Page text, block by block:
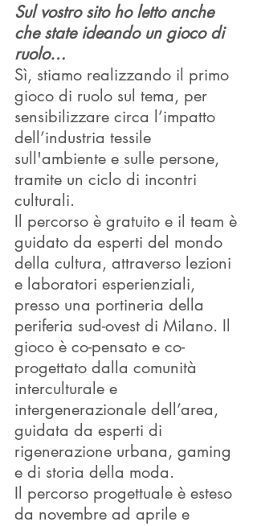
Sul vostro sito ho letto anche
che state ideando un gioco di
ruolo…
Sì, stiamo realizzando il primo
gioco di ruolo sul tema, per
sensibilizzare circa l’impatto
dell’industria tessile
sull'ambiente e sulle persone,
tramite un ciclo di incontri
culturali.
Il percorso è gratuito e il team è
guidato da esperti del mondo
della cultura, attraverso lezioni
e laboratori esperienziali,
presso una portineria della
periferia sud-ovest di Milano. Il
gioco è co-pensato e co-
progettato dalla comunità
interculturale e
intergenerazionale dell’area,
guidata da esperti di
rigenerazione urbana, gaming
e di storia della moda.
Il percorso progettuale è esteso
da novembre ad aprile e